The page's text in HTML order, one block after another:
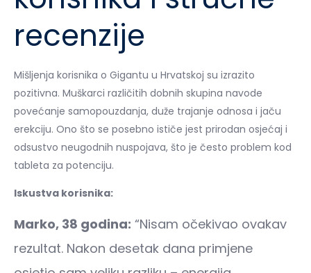
recenzije
Mišljenja korisnika o Gigantu u Hrvatskoj su izrazito
pozitivna. Muškarci različitih dobnih skupina navode
povećanje samopouzdanja, duže trajanje odnosa i jaču
erekciju. Ono što se posebno ističe jest prirodan osjećaj i
odsustvo neugodnih nuspojava, što je često problem kod
tableta za potenciju.
Iskustva korisnika:
Marko, 38 godina: “Nisam očekivao ovakav
rezultat. Nakon desetak dana primjene